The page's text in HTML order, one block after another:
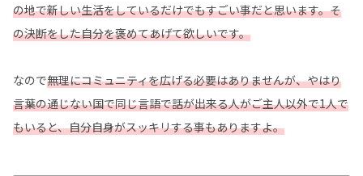
の地で新しい生活をしているだけでもすごい事だと思います。そ
の決断をした自分を褒めてあげて欲しいです。
なので無理にコミュニティを広げる必要はありませんが、やはり
言葉の通じない国で同じ言語で話が出来る人がご主人以外で1人で
もいると、自分自身がスッキリする事もありますよ。